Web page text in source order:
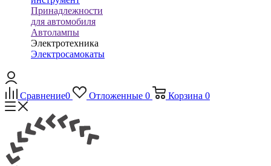
Принадлежности
для автомобиля
Автолампы
Электротехника
Электросамокаты
Сравнение0 Отложенные 0 Корзина 0